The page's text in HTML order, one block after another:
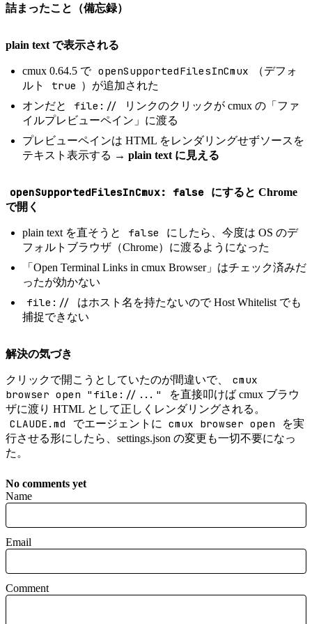
詰まったこと（備忘録）
plain text で表示される
cmux 0.64.5 で openSupportedFilesInCmux
（デフォ
ルト
true ）が追加された
オンだと
file://
リンクのクリックが cmux の「ファ
イルプレビューペイン」に渡る
プレビューペインは HTML をレンダリングせずソースを
テキスト表示する → plain text に見える
openSupportedFilesInCmux: false
にすると Chrome
で開く
plain text を直そうと false
にしたら、今度は OS のデ
フォルトブラウザ（Chrome）に渡るようになった
「Open Terminal Links in cmux Browser」はチェック済みだ
ったが効かない
file://
はホスト名を持たないので Host Whitelist でも
捕捉できない
解決の気づき
クリックで開こうとしていたのが間違いで、
cmux
browser open "file://..."
を直接叩けば cmux ブラウ
ザに渡り HTML として正しくレンダリングされる。
CLAUDE.md でエージェントに cmux browser open
を実
行させる形にしたら、settings.json の変更も一切不要になっ
た。
No comments yet
Name
Email
Comment